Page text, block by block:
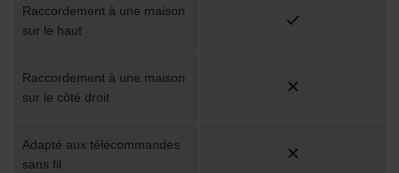
Raccordement à une maison
sur le haut
Raccordement à une maison
sur le côté droit
Adapté aux télécommandes
sans fil